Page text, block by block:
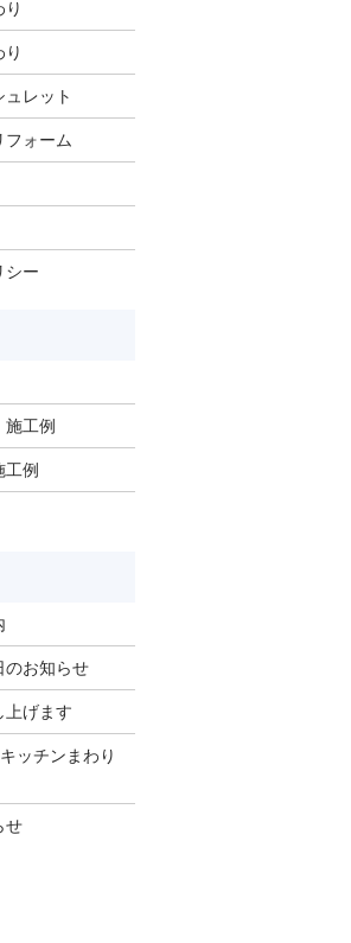
ュレット
フォーム
シー
工例
例
お知らせ
上げます
チンまわり
せ